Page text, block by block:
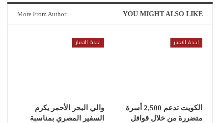
YOU MIGHT ALSO LIKE
More From Author
احدث الاخبار
الكويت تدعم 2,500 أسرة
متضررة من خلال قوافل
احدث الاخبار
والي البحر الأحمر يكرم
السفير المصري بمناسبة